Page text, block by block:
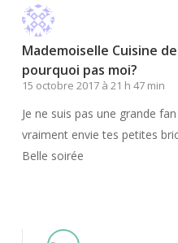
Mademoiselle Cuisine
pourquoi pas moi?
15 octobre 2017 à 21 h 47 min
Je ne suis pas une grande
vraiment envie tes petites
Belle soirée